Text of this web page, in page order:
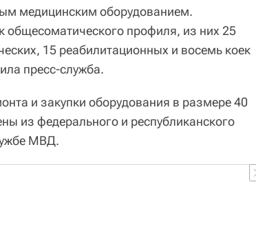
медицинским оборудованием.
общесоматического профиля, из них 25
15 реабилитационных и восемь коек
пресс-служба.
и закупки оборудования в размере 40
из федерального и республиканского
МВД.